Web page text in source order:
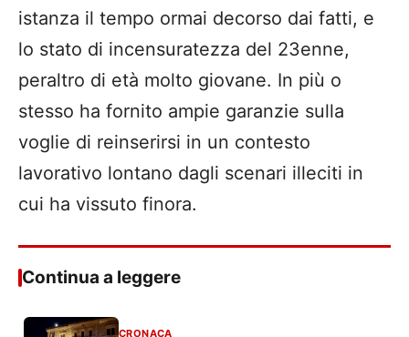
istanza il tempo ormai decorso dai fatti, e
lo stato di incensuratezza del 23enne,
peraltro di età molto giovane. In più o
stesso ha fornito ampie garanzie sulla
voglie di reinserirsi in un contesto
lavorativo lontano dagli scenari illeciti in
cui ha vissuto finora.
Continua a leggere
CRONACA